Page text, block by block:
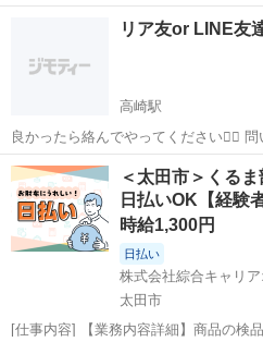
くらいに近い方)
伊勢崎市 その他
リア友or LINE友
高崎駅
良かったら絡んでやってください🙇‍♀️
🙇‍♂️www
群馬 高崎市 高崎駅 その他
＜太田市＞くる
日払いOK【経験
時給1,300円
日払い
株式会社綜合キャリ
太田市
[仕事内容] 【業務内容詳細】商品の検